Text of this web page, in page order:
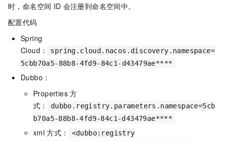
时，命名空间 ID 会注册到命名空间中。
配置代码
Spring
Cloud：
spring.cloud.nacos.discovery.namespace=
5cbb70a5-88b8-4fd9-84c1-d43479ae****
Dubbo：
Properties 方
式：
dubbo.registry.parameters.namespace=5cb
b70a5-88b8-4fd9-84c1-d43479ae****
xml 方式：
<dubbo:registry